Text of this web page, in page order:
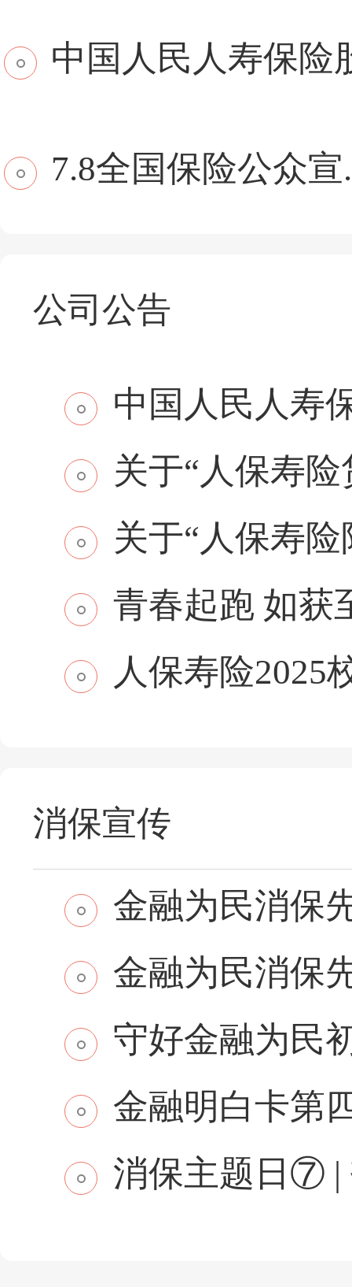
中国人民人寿保险
7.8全国保险公众宣
公司公告
中国人民人寿
关于“人保寿
关于“人保寿
青春起跑 如获
人保寿险2025
消保宣传
金融为民消保
金融为民消保
守好金融为民
金融明白卡第
消保主题日⑦ |